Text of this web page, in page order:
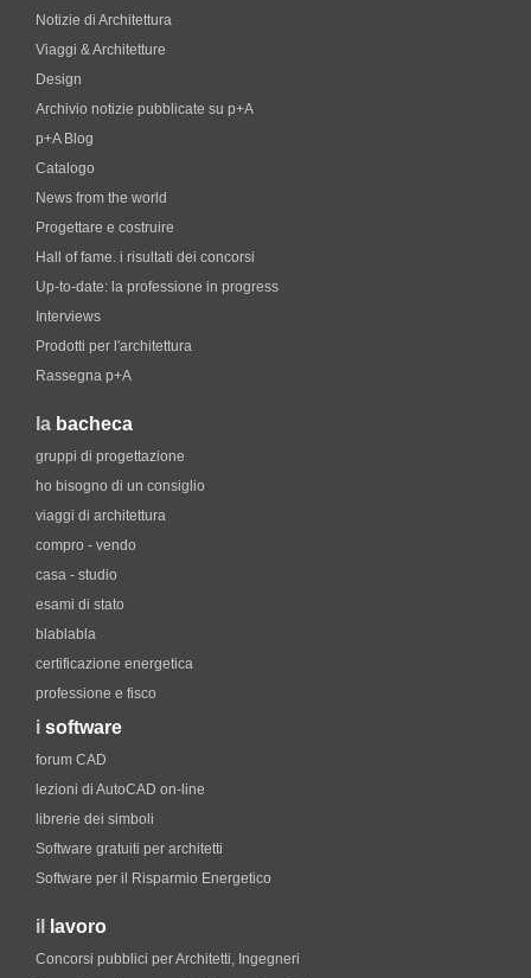
Notizie di Architettura
Viaggi & Architetture
Design
Archivio notizie pubblicate su p+A
p+A Blog
Catalogo
News from the world
Progettare e costruire
Hall of fame. i risultati dei concorsi
Up-to-date: la professione in progress
Interviews
Prodotti per l'architettura
Rassegna p+A
la bacheca
gruppi di progettazione
ho bisogno di un consiglio
viaggi di architettura
compro - vendo
casa - studio
esami di stato
blablabla
certificazione energetica
professione e fisco
i software
forum CAD
lezioni di AutoCAD on-line
librerie dei simboli
Software gratuiti per architetti
Software per il Risparmio Energetico
il lavoro
Concorsi pubblici per Architetti, Ingegneri